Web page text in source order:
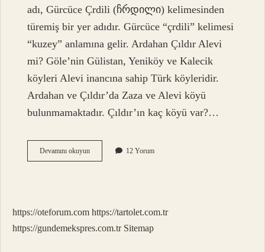
adı, Gürcüce Çrdili (ჩრდილი) kelimesinden
türemiş bir yer adıdır. Gürcüce “çrdili” kelimesi
“kuzey” anlamına gelir. Ardahan Çıldır Alevi
mi? Göle’nin Gülistan, Yeniköy ve Kalecik
köyleri Alevi inancına sahip Türk köyleridir.
Ardahan ve Çıldır’da Zaza ve Alevi köyü
bulunmamaktadır. Çıldır’ın kaç köyü var?…
Devamını okuyunÇıldır
Adı
12 Yorum
https://oteforum.com https://tartolet.com.tr
https://gundemekspres.com.tr Sitemap